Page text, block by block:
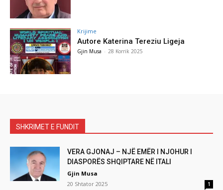
Krijime
Autore Katerina Tereziu Ligeja
Gjin Musa - 28 Korrik 2025
SHKRIMET E FUNDIT
VERA GJONAJ – NJË EMËR I NJOHUR I
DIASPORËS SHQIPTARE NË ITALI
Gjin Musa
20 Shtator 2025
1